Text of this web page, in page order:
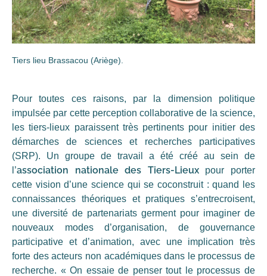
Tiers lieu Brassacou (Ariège).
Pour toutes ces raisons, par la dimension politique
impulsée par cette perception collaborative de la science,
les tiers-lieux paraissent très pertinents pour initier des
démarches de sciences et recherches participatives
(SRP). Un groupe de travail a été créé au sein de
l’association nationale des Tiers-Lieuxpour porter
cette vision d’une science qui se coconstruit : quand les
connaissances théoriques et pratiques s’entrecroisent,
une diversité de partenariats germent pour imaginer de
nouveaux modes d’organisation, de gouvernance
participative et d’animation, avec une implication très
forte des acteurs non académiques dans le processus de
recherche. « On essaie de penser tout le processus de